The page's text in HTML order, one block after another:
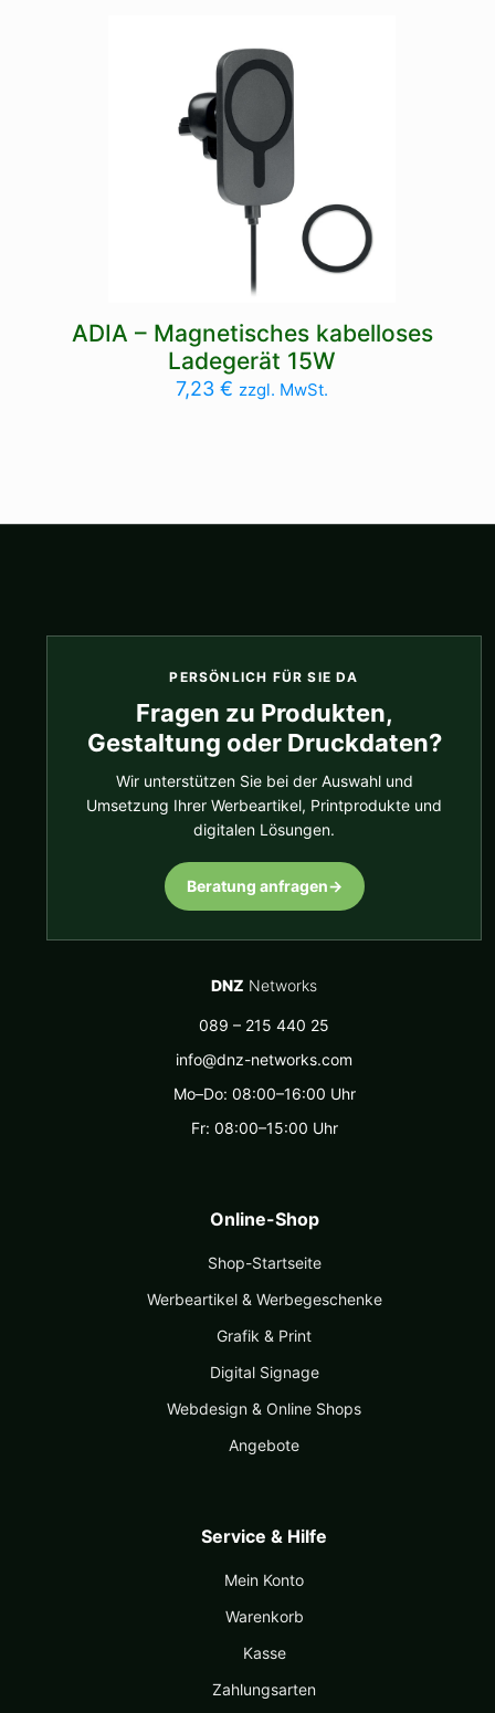
ADIA – Magnetisches kabelloses
Ladegerät 15W
7,23€ zzgl. MwSt.
PERSÖNLICH FÜR SIE DA
Fragen zu Produkten,
Gestaltung oder Druckdaten?
Wir unterstützen Sie bei der Auswahl und
Umsetzung Ihrer Werbeartikel, Printprodukte und
digitalen Lösungen.
Beratung anfragen→
DNZ Networks
089 – 215 440 25
info@dnz-networks.com
Mo–Do: 08:00–16:00 Uhr
Fr: 08:00–15:00 Uhr
Online-Shop
Shop-Startseite
Werbeartikel & Werbegeschenke
Grafik & Print
Digital Signage
Webdesign & Online Shops
Angebote
Service & Hilfe
Mein Konto
Warenkorb
Kasse
Zahlungsarten